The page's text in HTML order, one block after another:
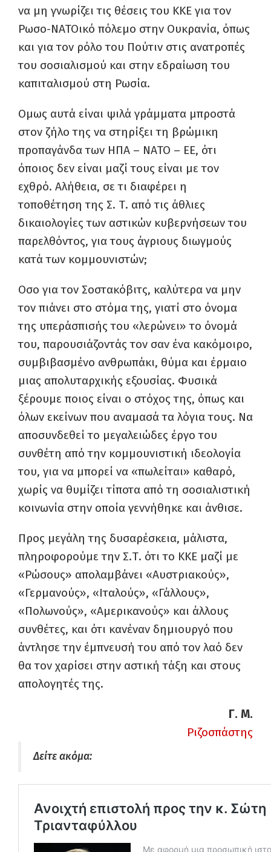
να μη γνωρίζει τις θέσεις του ΚΚΕ για τον
Ρωσο-ΝΑΤΟικό πόλεμο στην Ουκρανία, όπως
και για τον ρόλο του Πούτιν στις ανατροπές
του σοσιαλισμού και στην εδραίωση του
καπιταλισμού στη Ρωσία.
Ομως αυτά είναι ψιλά γράμματα μπροστά
στον ζήλο της να στηρίξει τη βρώμικη
προπαγάνδα των ΗΠΑ – ΝΑΤΟ – ΕΕ, ότι
όποιος δεν είναι μαζί τους είναι με τον
εχθρό. Αλήθεια, σε τι διαφέρει η
τοποθέτηση της Σ. Τ. από τις άθλιες
δικαιολογίες των αστικών κυβερνήσεων του
παρελθόντος, για τους άγριους διωγμούς
κατά των κομμουνιστών;
Οσο για τον Σοστακόβιτς, καλύτερα να μην
τον πιάνει στο στόμα της, γιατί στο όνομα
της υπεράσπισής του «λερώνει» το όνομά
του, παρουσιάζοντάς τον σαν ένα κακόμοιρο,
συμβιβασμένο ανθρωπάκι, θύμα και έρμαιο
μιας απολυταρχικής εξουσίας. Φυσικά
ξέρουμε ποιος είναι ο στόχος της, όπως και
όλων εκείνων που αναμασά τα λόγια τους. Να
αποσυνδεθεί το μεγαλειώδες έργο του
συνθέτη από την κομμουνιστική ιδεολογία
του, για να μπορεί να «πωλείται» καθαρό,
χωρίς να θυμίζει τίποτα από τη σοσιαλιστική
κοινωνία στην οποία γεννήθηκε και άνθισε.
Προς μεγάλη της δυσαρέσκεια, μάλιστα,
πληροφορούμε την Σ.Τ. ότι το ΚΚΕ μαζί με
«Ρώσους» απολαμβάνει «Αυστριακούς»,
«Γερμανούς», «Ιταλούς», «Γάλλους»,
«Πολωνούς», «Αμερικανούς» και άλλους
συνθέτες, και ότι κανέναν δημιουργό που
άντλησε την έμπνευσή του από τον λαό δεν
θα τον χαρίσει στην αστική τάξη και στους
απολογητές της.
Γ. Μ.
Ριζοσπάστης
Δείτε ακόμα: